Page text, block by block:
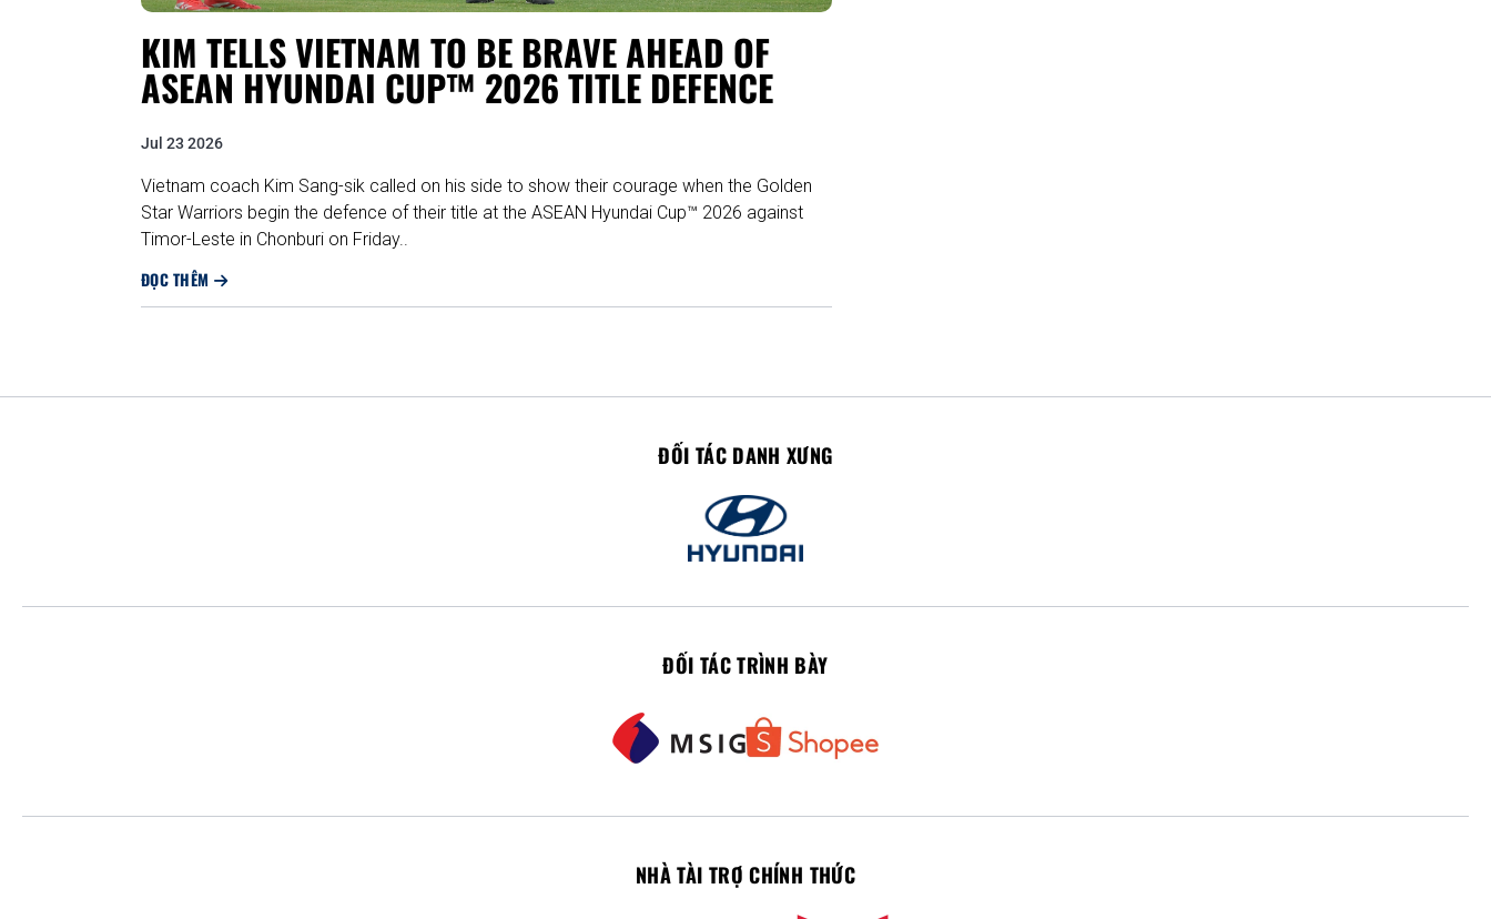
KIM TELLS VIETNAM TO BE BRAVE AHEAD OF
ASEAN HYUNDAI CUP™ 2026 TITLE DEFENCE
Jul 23 2026
Vietnam coach Kim Sang-sik called on his side to show their courage when the Golden
Star Warriors begin the defence of their title at the ASEAN Hyundai Cup™ 2026 against
Timor-Leste in Chonburi on Friday..
ĐỌC THÊM
ĐỐI TÁC DANH XƯNG
ĐỐI TÁC TRÌNH BÀY
NHÀ TÀI TRỢ CHÍNH THỨC